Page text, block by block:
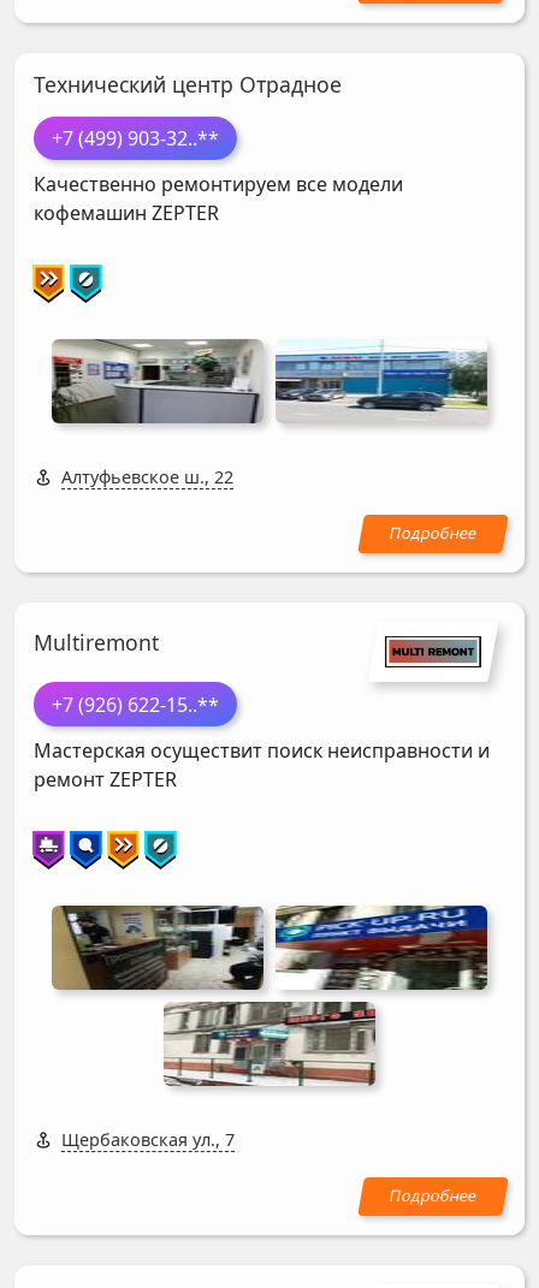
Технический центр Отрадное
+7 (499) 903-32..**
Качественно ремонтируем все модели
кофемашин ZEPTER
Алтуфьевское ш., 22
Multiremont
+7 (926) 622-15..**
Мастерская осуществит поиск неисправности и
ремонтZEPTER
Щербаковская ул., 7